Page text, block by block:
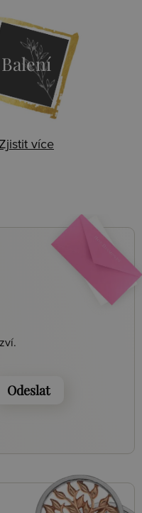
Balení
Zjistit více
Odeslat